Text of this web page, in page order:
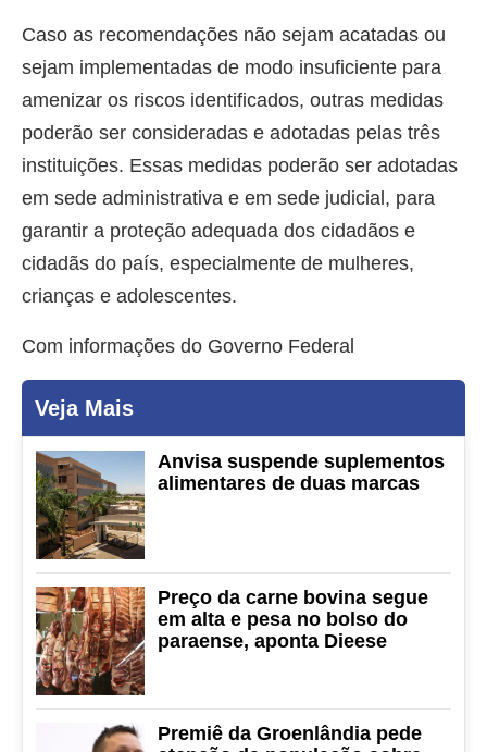
Caso as recomendações não sejam acatadas ou
sejam implementadas de modo insuficiente para
amenizar os riscos identificados, outras medidas
poderão ser consideradas e adotadas pelas três
instituições. Essas medidas poderão ser adotadas
em sede administrativa e em sede judicial, para
garantir a proteção adequada dos cidadãos e
cidadãs do país, especialmente de mulheres,
crianças e adolescentes.
Com informações do Governo Federal
Veja Mais
Anvisa suspende suplementos
alimentares de duas marcas
Preço da carne bovina segue
em alta e pesa no bolso do
paraense, aponta Dieese
Premiê da Groenlândia pede